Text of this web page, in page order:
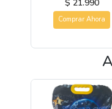
$ 21.990
Comprar Ahora